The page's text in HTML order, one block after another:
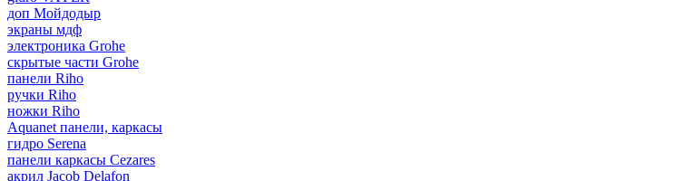
доп Мойдодыр
экраны мдф
электроника Grohe
скрытые части Grohe
панели Riho
ручки Riho
ножки Riho
Aquanet панели, каркасы
гидро Serena
панели каркасы Cezares
акрил Jacob Delafon